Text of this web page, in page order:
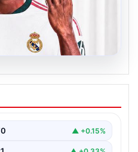
Transfer
Sahilli…
▲ +0.15%